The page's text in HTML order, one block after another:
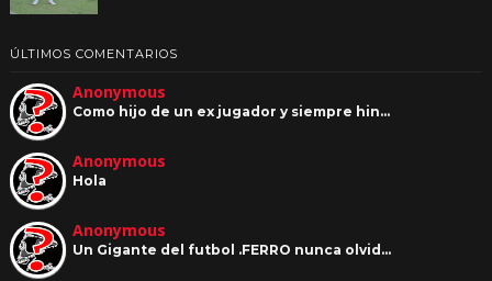
ÚLTIMOS COMENTARIOS
Anonymous
Como hijo de un ex jugador y siempre hin…
Anonymous
Hola
Anonymous
Un Gigante del futbol .FERRO nunca olvid…